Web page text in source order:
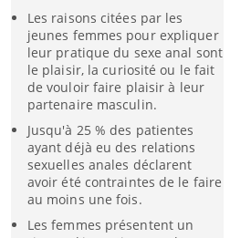
Les raisons citées par les
jeunes femmes pour expliquer
leur pratique du sexe anal sont
le plaisir, la curiosité ou le fait
de vouloir faire plaisir à leur
partenaire masculin.
Jusqu'à 25 % des patientes
ayant déjà eu des relations
sexuelles anales déclarent
avoir été contraintes de le faire
au moins une fois.
Les femmes présentent un